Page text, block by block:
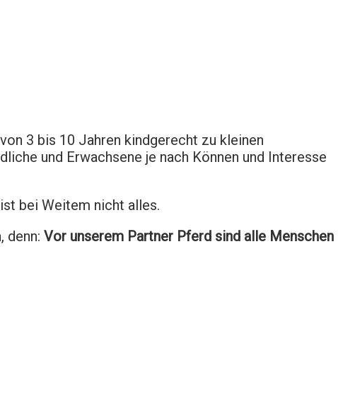
3 bis 10 Jahren kindgerecht zu kleinen
und Erwachsene je nach Können und Interesse
bei Weitem nicht alles.
denn: Vor unserem Partner Pferd sind alle Menschen